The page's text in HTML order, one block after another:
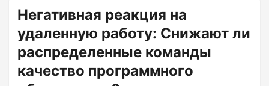
до сих пор преследует меня: «Отлично выглядит!
Хорошая работа, что всё просто 👍». Этот «простой»
код был запущен и тут же дважды списал средства за
заказы 847 клиентов во время Чёрной пятницы....
Негативная реакция на
удаленную работу: Снижают ли
распределенные команды
качество программного